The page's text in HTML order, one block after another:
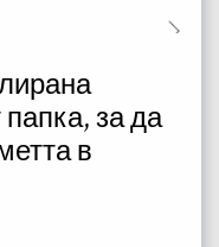
за да
в